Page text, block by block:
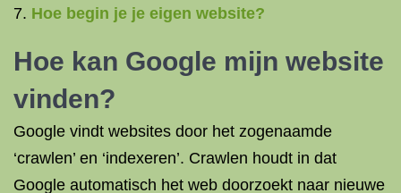
Hoe begin je je eigen website?
Hoe kan Google mijn website
vinden?
Google vindt websites door het zogenaamde
‘crawlen’ en ‘indexeren’. Crawlen houdt in dat
Google automatisch het web doorzoekt naar nieuwe